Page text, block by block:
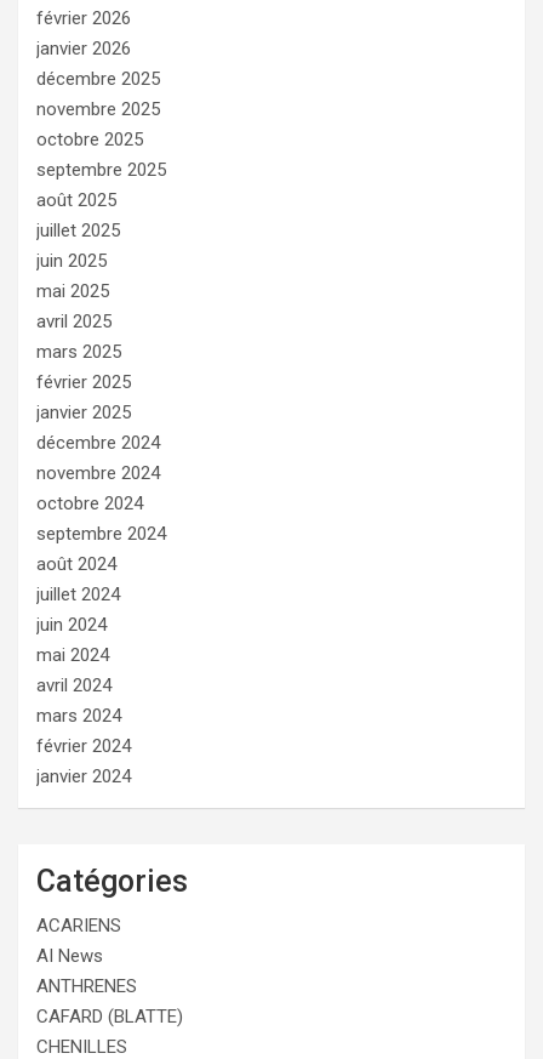
février 2026
janvier 2026
décembre 2025
novembre 2025
octobre 2025
septembre 2025
août 2025
juillet 2025
juin 2025
mai 2025
avril 2025
mars 2025
février 2025
janvier 2025
décembre 2024
novembre 2024
octobre 2024
septembre 2024
août 2024
juillet 2024
juin 2024
mai 2024
avril 2024
mars 2024
février 2024
janvier 2024
Catégories
ACARIENS
AI News
ANTHRENES
CAFARD (BLATTE)
CHENILLES